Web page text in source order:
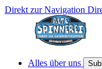
Direkt zur Navigation
Alles über uns